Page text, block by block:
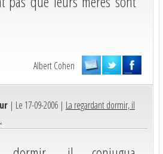
Albert Cohen
| Le 17-09-2006 | La regardant dormir, il